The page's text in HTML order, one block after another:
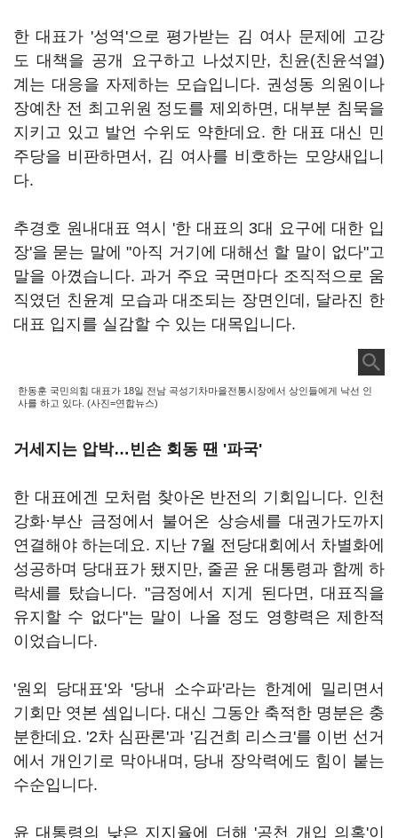
한 대표가 '성역'으로 평가받는 김 여사 문제에 고강
도 대책을 공개 요구하고 나섰지만, 친윤(친윤석열)
계는 대응을 자제하는 모습입니다. 권성동 의원이나
장예찬 전 최고위원 정도를 제외하면, 대부분 침묵을
지키고 있고 발언 수위도 약한데요. 한 대표 대신 민
주당을 비판하면서, 김 여사를 비호하는 모양새입니
다.
추경호 원내대표 역시 '한 대표의 3대 요구에 대한 입
장'을 묻는 말에 "아직 거기에 대해선 할 말이 없다"고
말을 아꼈습니다. 과거 주요 국면마다 조직적으로 움
직였던 친윤계 모습과 대조되는 장면인데, 달라진 한
대표 입지를 실감할 수 있는 대목입니다.
한동훈 국민의힘 대표가 18일 전남 곡성기차마을전통시장에서 상인들에게 낙선 인
사를 하고 있다. (사진=연합뉴스)
거세지는 압박…빈손 회동 땐 '파국'
한 대표에겐 모처럼 찾아온 반전의 기회입니다. 인천
강화·부산 금정에서 불어온 상승세를 대권가도까지
연결해야 하는데요. 지난 7월 전당대회에서 차별화에
성공하며 당대표가 됐지만, 줄곧 윤 대통령과 함께 하
락세를 탔습니다. "금정에서 지게 된다면, 대표직을
유지할 수 없다"는 말이 나올 정도 영향력은 제한적
이었습니다.
'원외 당대표'와 '당내 소수파'라는 한계에 밀리면서
기회만 엿본 셈입니다. 대신 그동안 축적한 명분은 충
분한데요. '2차 심판론'과 '김건희 리스크'를 이번 선거
에서 개인기로 막아내며, 당내 장악력에도 힘이 붙는
수순입니다.
윤 대통령의 낮은 지지율에 더해 '공천 개입 의혹'이